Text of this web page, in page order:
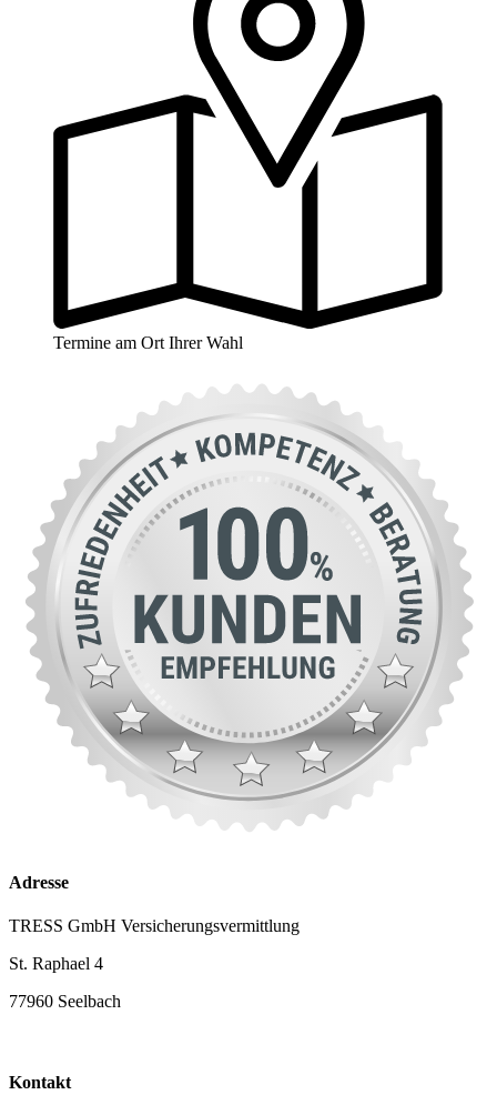
Termine am Ort Ihrer Wahl
Adresse
TRESS GmbH Versicherungsvermittlung
St. Raphael 4
77960 Seelbach
Kontakt